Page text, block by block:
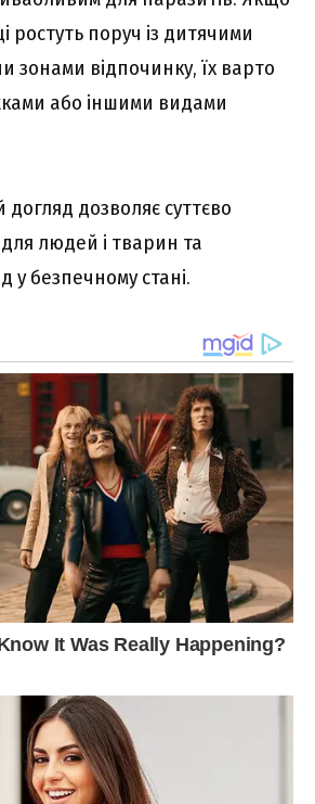
ростуть поруч із дитячими
зонами відпочинку, їх варто
або іншими видами
дозволяє суттєво
людей і тварин та
у безпечному стані.